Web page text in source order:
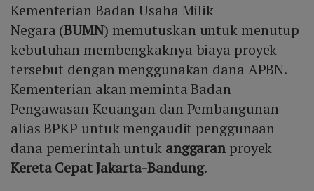
Kementerian Badan Usaha Milik
Negara (BUMN) memutuskan untuk menutup
kebutuhan membengkaknya biaya proyek
tersebut dengan menggunakan dana APBN.
Kementerian akan meminta Badan
Pengawasan Keuangan dan Pembangunan
alias BPKP untuk mengaudit penggunaan
dana pemerintah untuk anggaran proyek
Kereta Cepat Jakarta-Bandung.